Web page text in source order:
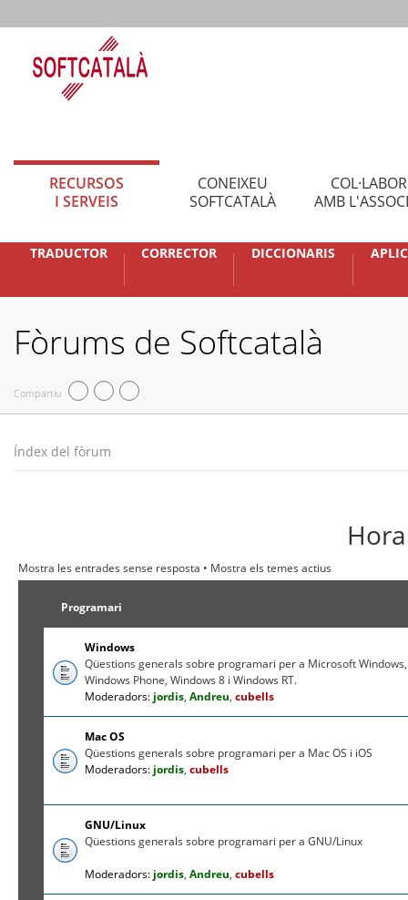
RECURSOS
I SERVEIS
CONEIXEU
SOFTCATALÀ
AMB
TRADUCTOR CORRECTOR DICCIONARIS
Fòrums de Softcatalà
Compartiu
Índex del fòrum
Mostra les entrades sense resposta • Mostra els temes actius
Programari
Windows
Qüestions generals sobre programari per a Microsoft Windows,
Windows Phone, Windows 8 i Windows RT.
Moderadors: jordis,Andreu,cubells
Mac OS
Qüestions generals sobre programari per a Mac OS i iOS
Moderadors: jordis,cubells
GNU/Linux
Qüestions generals sobre programari per a GNU/Linux
Moderadors: jordis,Andreu,cubells